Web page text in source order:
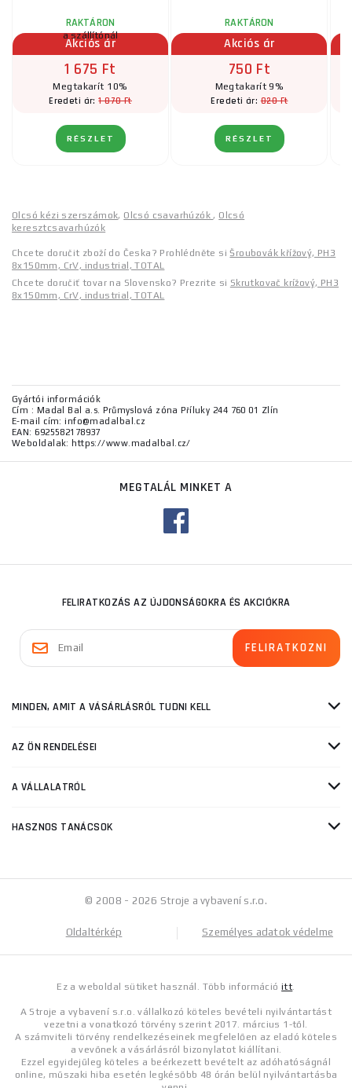
RAKTÁRON
a szállítónál
Akciós ár
1 675 Ft
Megtakarít 10%
Eredeti ár:1 870 Ft
RÉSZLET
RAKTÁRON
Akciós ár
750 Ft
Megtakarít 9%
Eredeti ár:820 Ft
RÉSZLET
Olcsó kézi szerszámok, Olcsó csavarhúzók, Olcsó
keresztcsavarhúzók
Chcete doručit zboží do Česka? Prohlédněte siŠroubovák křížový, PH3
8x150mm, CrV, industrial, TOTAL
Chcete doručiť tovar na Slovensko? Prezrite si Skrutkovač krížový, PH3
8x150mm, CrV, industrial, TOTAL
Gyártói információk
Cím : Madal Bal a.s. Průmyslová zóna Příluky 244 760 01 Zlín
E-mail cím: info@madalbal.cz
EAN: 6925582178937
Weboldalak: https://www.madalbal.cz/
MEGTALÁL MINKET A
FELIRATKOZÁS AZ ÚJDONSÁGOKRA ÉS AKCIÓKRA
MINDEN, AMIT A VÁSÁRLÁSRÓL TUDNI KELL
AZ ÖN RENDELÉSEI
A VÁLLALATRÓL
HASZNOS TANÁCSOK
© 2008 - 2026 Stroje a vybavení s.r.o.
Oldaltérkép Személyes adatok védelme
Ez a weboldal sütiket használ. Több információitt.
A Stroje a vybavení s.r.o. vállalkozó köteles bevételi nyilvántartást
vezetni a vonatkozó törvény szerint 2017. március 1-től.
A számviteli törvény rendelkezéseinek megfelelően az eladó köteles
a vevőnek a vásárlásról bizonylatot kiállítani.
Ezzel egyidejűleg köteles a beérkezett bevételt az adóhatóságnál
online, műszaki hiba esetén legkésőbb 48 órán belül nyilvántartásba